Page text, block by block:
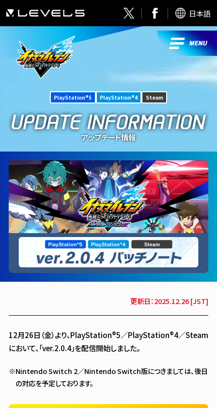
日本語
PlayStation®5 PlayStation®4 Steam
アップデート情報
更新日：2025.12.26 [JST]
12月26日（金）より、PlayStation®5／PlayStation®4／Steam
において、「ver.2.0.4」を配信開始しました。
※Nintendo Switch 2／Nintendo Switch版につきましては、後日
の対応を予定しております。